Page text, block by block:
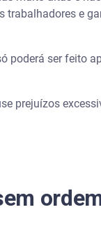
e
poderá ser feito
prejuízos